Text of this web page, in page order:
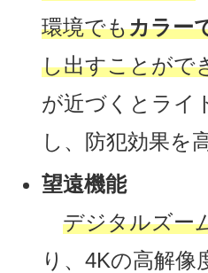
環境でもカラー
し出すことがで
が近づくとライ
し、防犯効果を
望遠機能
デジタルズー
り、4Kの高解像